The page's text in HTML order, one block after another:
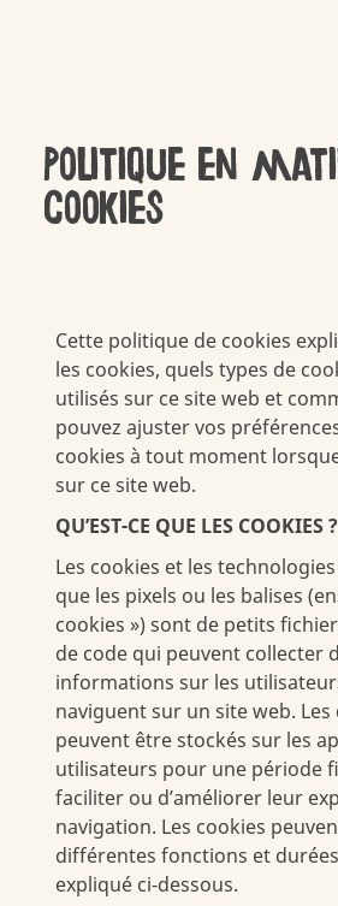
Politique en
cookies
Cette politique de cookies
les cookies, quels types de
utilisés sur ce site web et
pouvez ajuster vos
cookies à tout moment
sur ce site web.
QU’EST-CE QUE LES COOKIES ?
Les cookies et les
que les pixels ou les balises
cookies ») sont de petits
de code qui peuvent collecter
informations sur les
naviguent sur un site web. Les
peuvent être stockés sur les
utilisateurs pour une période
faciliter ou d’améliorer leur
navigation. Les cookies
différentes fonctions et
expliqué ci-dessous.